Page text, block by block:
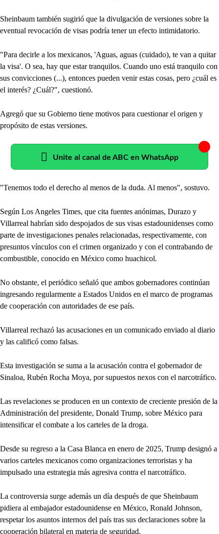
Sheinbaum también sugirió que la divulgación de versiones sobre la
eventual revocación de visas podría tener un efecto intimidatorio.
"Para decirle a los mexicanos, 'Aguas, aguas (cuidado), te van a quitar
la visa'. O sea, hay que estar tranquilos. Cuando uno está tranquilo con
sus convicciones (...), entonces pueden venir estas cosas, pero ¿cuál es
el interés? ¿Cuál?", cuestionó.
Agregó que su Gobierno tiene motivos para cuestionar el origen y
propósito de estas versiones.
Unite al canal de ABC en WhatsApp
"Tenemos todo el derecho al menos de la duda. Al menos", sostuvo.
Según Los Angeles Times, que cita fuentes anónimas, Durazo y
Villarreal habrían sido despojados de sus visas estadounidenses como
parte de investigaciones penales relacionadas, respectivamente, con
presuntos vínculos con el crimen organizado y con el contrabando de
combustible, conocido en México como huachicol.
No obstante, el periódico señaló que ambos gobernadores continúan
ingresando regularmente a Estados Unidos en el marco de programas
de cooperación con autoridades de ese país.
Villarreal rechazó las acusaciones en un comunicado enviado al diario
y las calificó como falsas.
Esta investigación se suma a la acusación contra el gobernador de
Sinaloa, Rubén Rocha Moya, por supuestos nexos con el narcotráfico.
Las revelaciones se producen en un contexto de creciente presión de la
Administración del presidente, Donald Trump, sobre México para
intensificar el combate a los carteles de la droga.
Desde su regreso a la Casa Blanca en enero de 2025, Trump designó a
varios carteles mexicanos como organizaciones terroristas y ha
impulsado una estrategia más agresiva contra el narcotráfico.
La controversia surge además un día después de que Sheinbaum
pidiera al embajador estadounidense en México, Ronald Johnson,
respetar los asuntos internos del país tras sus declaraciones sobre la
cooperación bilateral en materia de seguridad.